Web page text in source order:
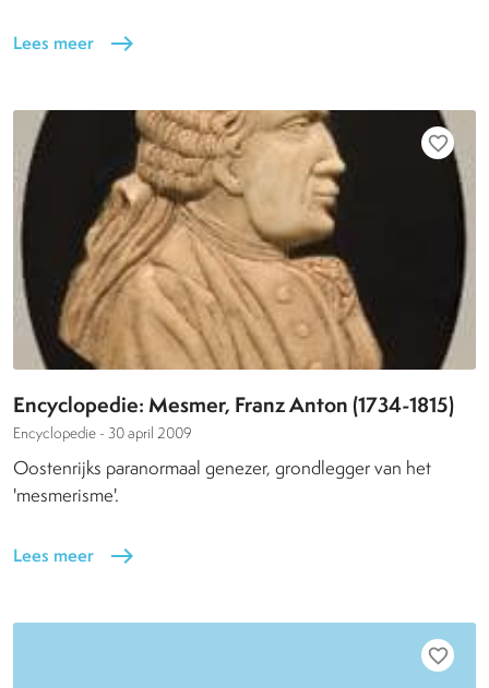
Lees meer east
favorite_border
Encyclopedie: Mesmer, Franz Anton (1734-1815)
Encyclopedie - 30 april 2009
Oostenrijks paranormaal genezer, grondlegger van het
'mesmerisme'.
Lees meer east
favorite_border